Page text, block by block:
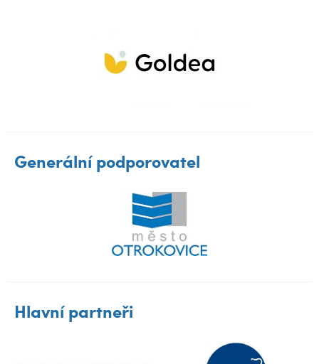
Generální podporovatel
Hlavní partneři